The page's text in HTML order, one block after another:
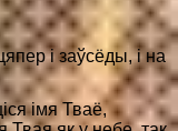
і заўсёды, і на
імя Тваё,